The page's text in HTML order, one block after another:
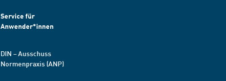
Service für
Anwender*innen
DIN – Ausschuss
Normenpraxis (ANP)